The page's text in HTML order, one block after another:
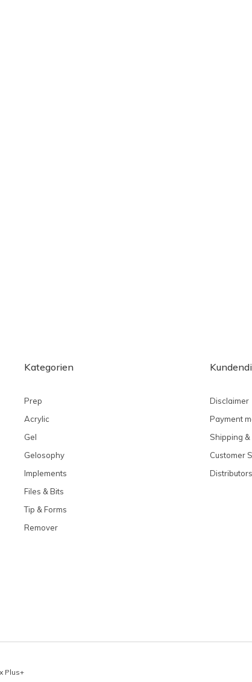
Kategorien
Prep
Acrylic
Gel
Gelosophy
Implements
Files & Bits
Tip & Forms
Remover
Disclaimer
Payment
Shipping
Customer
Distributors
x Plus+